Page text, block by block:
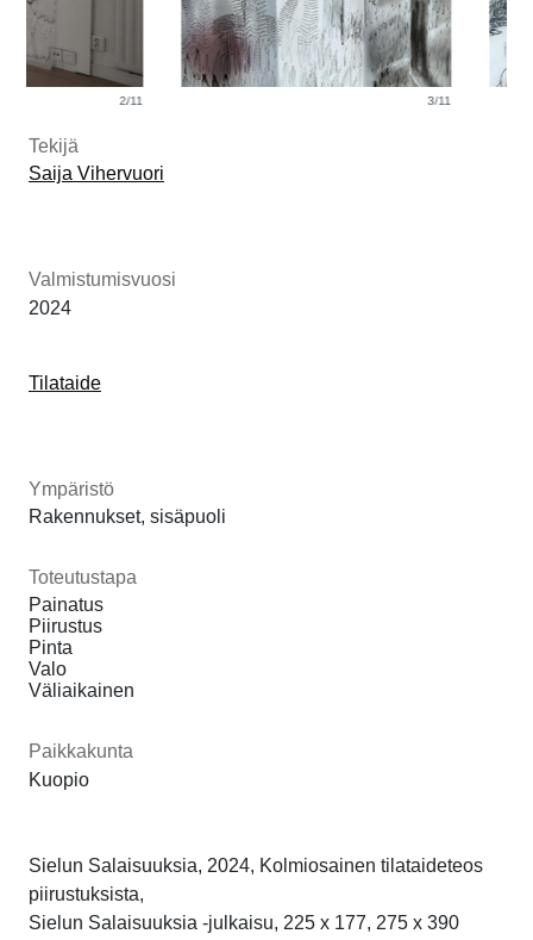
Tekijä
Saija Vihervuori
Valmistumisvuosi
2024
Tilataide
Ympäristö
Rakennukset, sisäpuoli
Toteutustapa
Painatus
Piirustus
Pinta
Valo
Väliaikainen
Paikkakunta
Kuopio
Sielun Salaisuuksia, 2024, Kolmiosainen tilataideteos
piirustuksista,
Sielun Salaisuuksia -julkaisu, 225 x 177, 275 x 390